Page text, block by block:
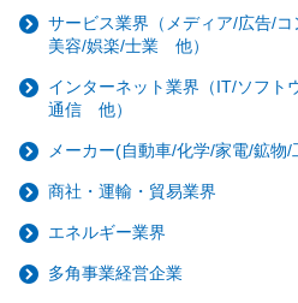
サービス業界（メディア/広告/
美容/娯楽/士業 他）
インターネット業界（IT/ソフト
通信 他）
メーカー(自動車/化学/家電/鉱
商社・運輸・貿易業界
エネルギー業界
多角事業経営企業